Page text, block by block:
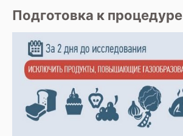
Подготовка к процедуре